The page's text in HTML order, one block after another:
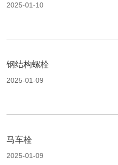
2025-01-10
钢结构螺栓
2025-01-09
马车栓
2025-01-09